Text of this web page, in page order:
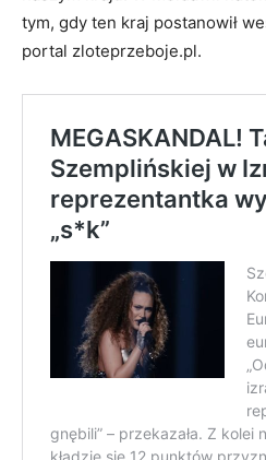
tym, gdy ten kraj postanowił
portal zloteprzeboje.pl.